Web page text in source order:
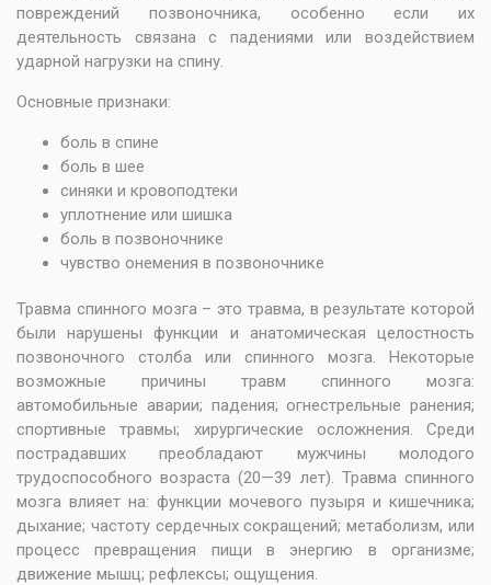
повреждений позвоночника, особенно если их
деятельность связана с падениями или воздействием
ударной нагрузки на спину.
Основные признаки:
боль в спине
боль в шее
синяки и кровоподтеки
уплотнение или шишка
боль в позвоночнике
чувство онемения в позвоночнике
Травма спинного мозга – это травма, в результате которой
были нарушены функции и анатомическая целостность
позвоночного столба или спинного мозга. Некоторые
возможные причины травм спинного мозга:
автомобильные аварии; падения; огнестрельные ранения;
спортивные травмы; хирургические осложнения. Среди
пострадавших преобладают мужчины молодого
трудоспособного возраста (20—39 лет). Травма спинного
мозга влияет на: функции мочевого пузыря и кишечника;
дыхание; частоту сердечных сокращений; метаболизм, или
процесс превращения пищи в энергию в организме;
движение мышц; рефлексы; ощущения.